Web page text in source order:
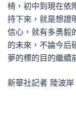
椅，初中到現在依
持下來，就是想證
信心，就有多勇毅
的未來，不論今后
夢的標的目的繼續
新華社記者 陸波岸